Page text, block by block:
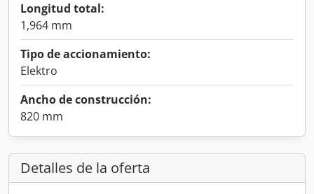
Longitud total:
1,964 mm
Tipo de accionamiento:
Elektro
Ancho de construcción:
820 mm
Detalles de la oferta